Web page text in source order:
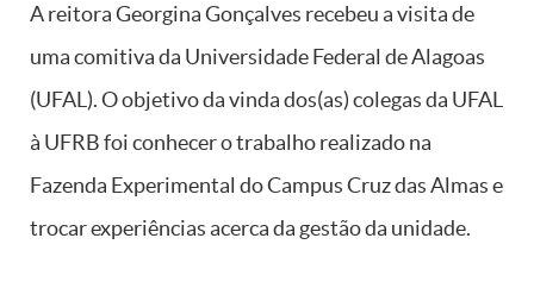
A reitora Georgina Gonçalves recebeu a visita de
uma comitiva da Universidade Federal de Alagoas
(UFAL). O objetivo da vinda dos(as) colegas da UFAL
à UFRB foi conhecer o trabalho realizado na
Fazenda Experimental do Campus Cruz das Almas e
trocar experiências acerca da gestão da unidade.